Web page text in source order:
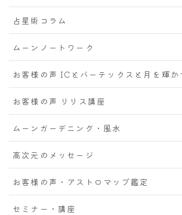
占星術コラム
ムーンノートワーク
お客様の声 ICとバーテックスと月を輝か
お客様の声 リリス講座
ムーンガーデニング・風水
高次元のメッセージ
お客様の声・アストロマップ鑑定
セミナー・講座